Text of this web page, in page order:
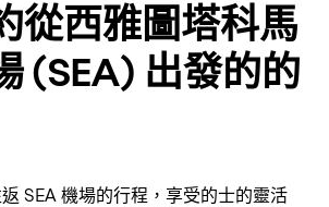
從西雅圖塔科馬
(SEA) 出發的的
SEA 機場的行程，享受的士的靈活